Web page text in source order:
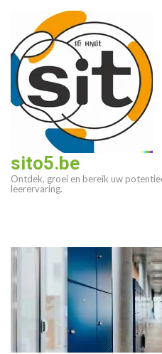
inhoud
(druk
enter)
sito5.be
Ontdek, groei en bereik uw
leerervaring.